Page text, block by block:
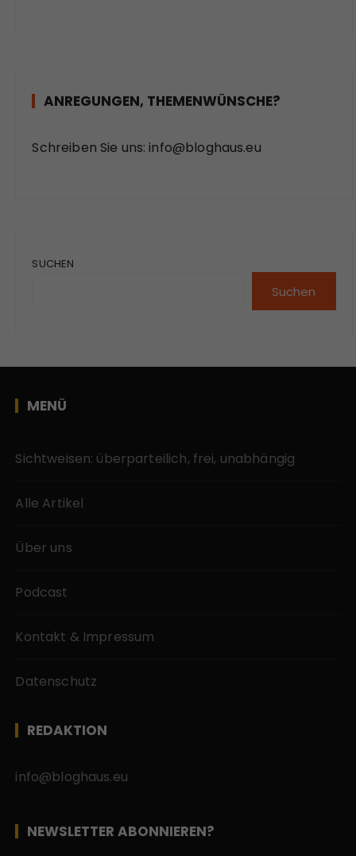
ANREGUNGEN, THEMENWÜNSCHE?
Schreiben Sie uns: info@bloghaus.eu
SUCHEN
Suchen
MENÜ
Sichtweisen: überparteilich, frei, unabhängig
Alle Artikel
Über uns
Podcast
Kontakt & Impressum
Datenschutz
REDAKTION
info@bloghaus.eu
NEWSLETTER ABONNIEREN?